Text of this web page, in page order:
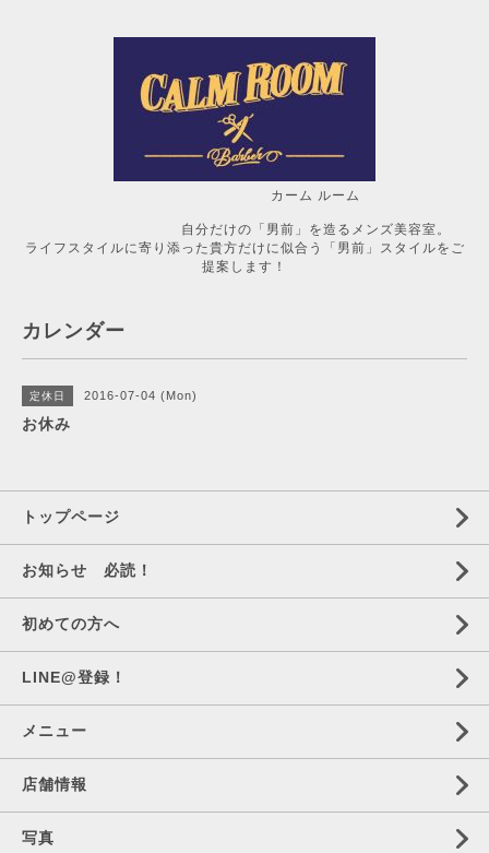
カーム ルーム
自分だけの「男前」を造るメンズ美容室。
ライフスタイルに寄り添った貴方だけに似合う「男前」スタイルをご
提案します！
カレンダー
定休日 2016-07-04 (Mon)
お休み
トップページ
お知らせ 必読！
初めての方へ
LINE@登録！
メニュー
店舗情報
写真